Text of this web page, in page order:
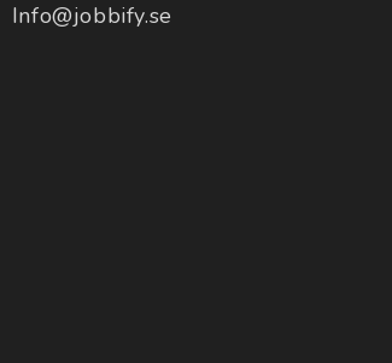
Info@jobbify.se